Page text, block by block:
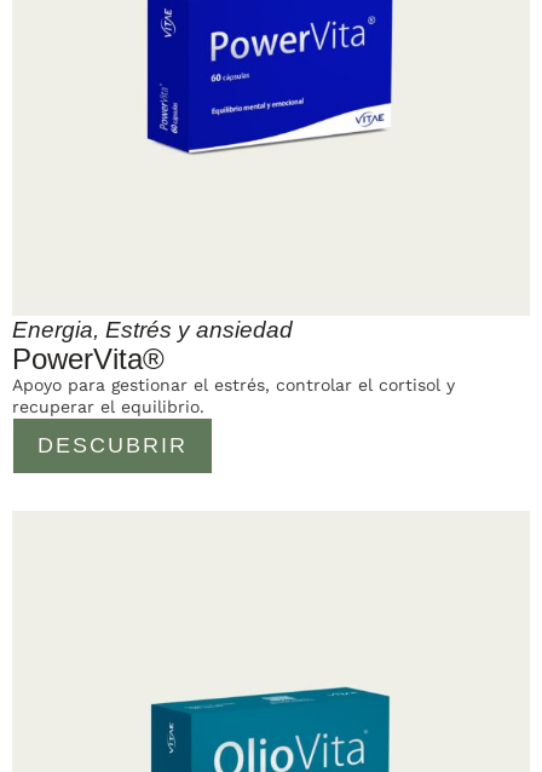
Energia, Estrés y ansiedad
PowerVita®
DESCUBRIR
Apoyo para gestionar el estrés, controlar el cortisol y
recuperar el equilibrio.